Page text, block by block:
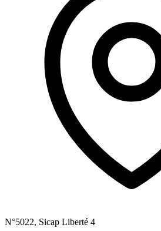
N°5022, Sicap Liberté 4